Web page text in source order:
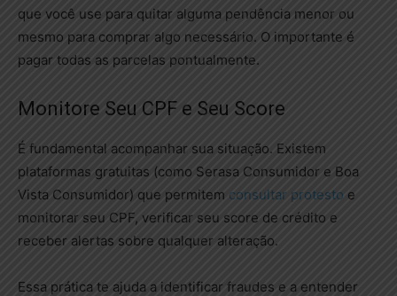
que você use para quitar alguma pendência menor ou
mesmo para comprar algo necessário. O importante é
pagar todas as parcelas pontualmente.
Monitore Seu CPF e Seu Score
É fundamental acompanhar sua situação. Existem
plataformas gratuitas (como Serasa Consumidor e Boa
Vista Consumidor) que permitem consultar protesto e
monitorar seu CPF, verificar seu score de crédito e
receber alertas sobre qualquer alteração.
Essa prática te ajuda a identificar fraudes e a entender